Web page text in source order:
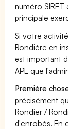
numéro
principale
Si votre
Rondière en
est important
APE que
Première
précisément
Rondier /
d'enrobés. En